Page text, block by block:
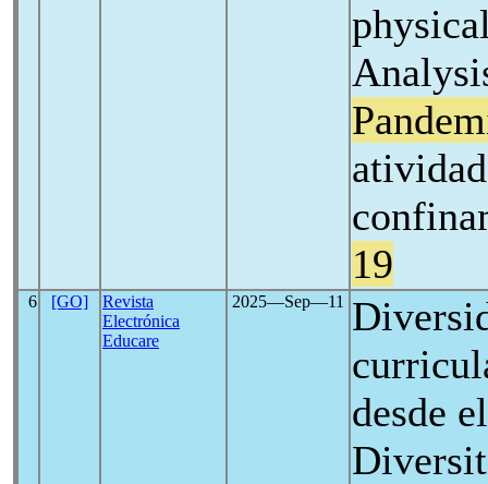
19
6 [GO]
Revista
Electrónica
Educare
2025―Sep―11
desde